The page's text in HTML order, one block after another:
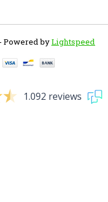
byLightspeed
1.092 reviews